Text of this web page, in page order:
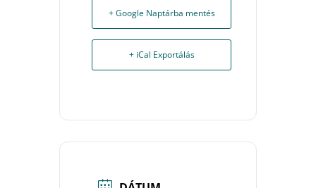
+ Google Naptárba mentés
+ iCal Exportálás